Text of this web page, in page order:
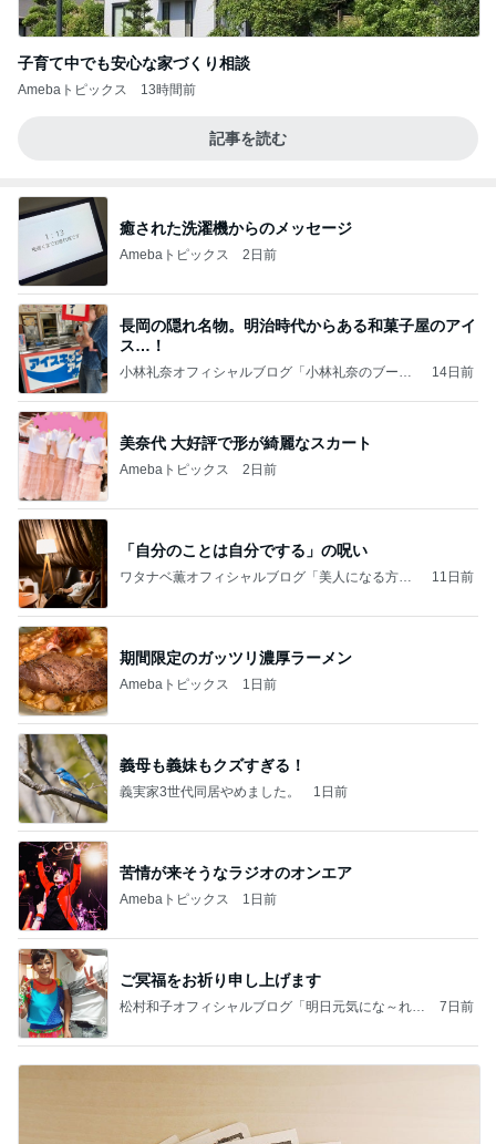
子育て中でも安心な家づくり相談
Amebaトピックス 13時間前
記事を読む
癒された洗濯機からのメッセージ
Amebaトピックス 2日前
長岡の隠れ名物。明治時代からある和菓子屋のアイ
ス…！
小林礼奈オフィシャルブログ「小林礼奈のブーブ
14日前
美奈代 大好評で形が綺麗なスカート
Amebaトピックス 2日前
「自分のことは自分でする」の呪い
ワタナベ薫オフィシャルブログ「美人になる方
11日前
期間限定のガッツリ濃厚ラーメン
Amebaトピックス 1日前
義母も義妹もクズすぎる！
義実家3世代同居やめました。 1日前
苦情が来そうなラジオのオンエア
Amebaトピックス 1日前
ご冥福をお祈り申し上げます
松村和子オフィシャルブログ「明日元気にな～れ」
7日前